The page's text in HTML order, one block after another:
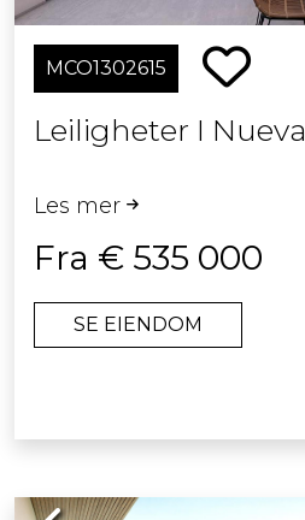
MCO1302615
Leiligheter I
Les mer
Fra € 535 000
SE EIENDOM
Previous